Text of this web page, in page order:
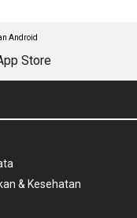
Android
& Kesehatan